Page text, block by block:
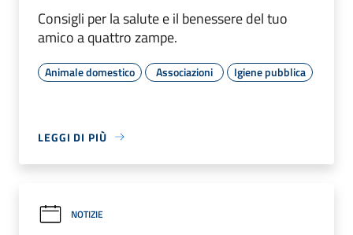
Consigli per la salute e il benessere del tuo
amico a quattro zampe.
Animale domestico Associazioni Igiene pubblica
LEGGI DI PIÙ
NOTIZIE